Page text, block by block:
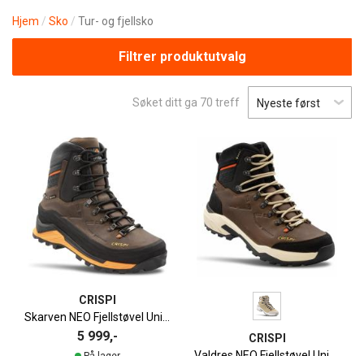
Hjem Sko Tur- og fjellsko
Filtrer produktutvalg
Søket ditt ga 70 treff
CRISPI
5 999,-
CRISPI